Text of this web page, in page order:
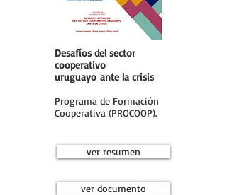
Desafíos del sector
cooperativo
uruguayo ante la crisis
Programa de Formación
Cooperativa (PROCOOP).
ver resumen
ver documento